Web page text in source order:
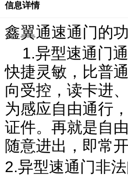
信息详情
鑫翼通速通门的功
1.异型速通门
快捷灵敏，比普
向受控，读卡进
为感应自由通行
证件。再就是自
随意进出，即常
2.异型速通门非